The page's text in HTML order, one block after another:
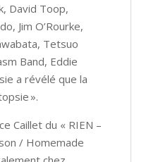
David Toop,
Jim O’Rourke,
Tetsuo
Band, Eddie
a révélé que la
».
Caillet du « RIEN –
/ Homemade